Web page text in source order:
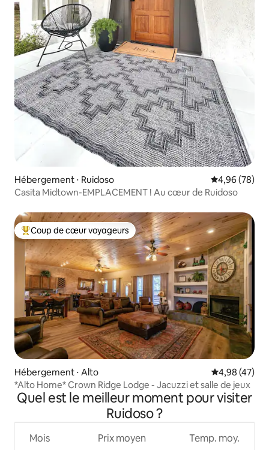
Hébergement ⋅ Ruidoso Évaluation
4,96 (78)
Casita Midtown-EMPLACEMENT ! Au cœur de Ruidoso
Coups de cœur voyageurs les plus appréciés
Coup de cœur voyageurs
Hébergement ⋅ Alto Évaluation
4,98 (47)
*Alto Home* Crown Ridge Lodge - Jacuzzi et salle de jeux
Quel est le meilleur moment pour visiter
Ruidoso ?
Mois Prix moyen Temp. moy.